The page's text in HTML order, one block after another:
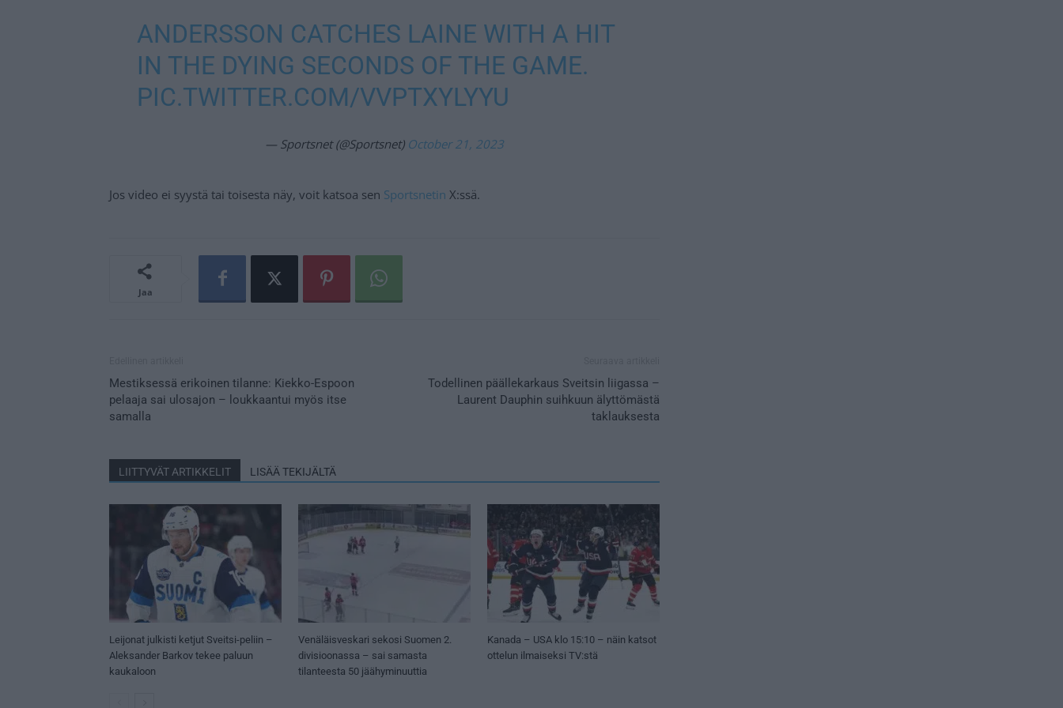
ANDERSSON CATCHES LAINE WITH A HIT
IN THE DYING SECONDS OF THE GAME.
PIC.TWITTER.COM/VVPTXYLYYU
— Sportsnet (@Sportsnet) October 21, 2023
Jos video ei syystä tai toisesta näy, voit katsoa sen Sportsnetin X:ssä.
Jaa
Mestiksessä erikoinen tilanne: Kiekko-Espoon
pelaaja sai ulosajon – loukkaantui myös itse
samalla
Todellinen päällekarkaus Sveitsin liigassa –
Laurent Dauphin suihkuun älyttömästä
taklauksesta
LIITTYVÄT ARTIKKELIT LISÄÄ TEKIJÄLTÄ
Leijonat julkisti ketjut Sveitsi-peliin –
Aleksander Barkov tekee paluun
kaukaloon
Venäläisveskari sekosi Suomen 2.
divisioonassa – sai samasta
tilanteesta 50 jäähyminuuttia
Kanada – USA klo 15:10 – näin katsot
ottelun ilmaiseksi TV:stä